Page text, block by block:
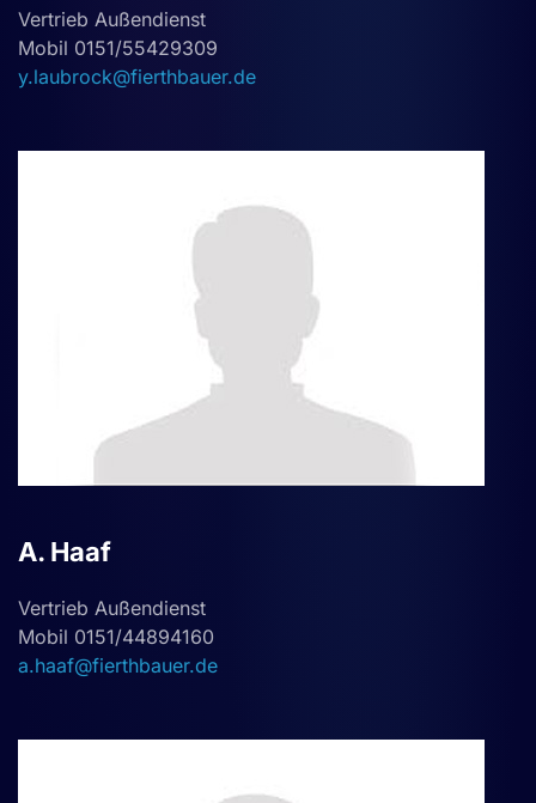
Vertrieb Außendienst
Mobil 0151/55429309
y.laubrock@fierthbauer.de
A. Haaf
Vertrieb Außendienst
Mobil 0151/44894160
a.haaf@fierthbauer.de